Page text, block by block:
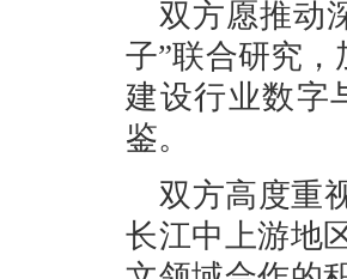
双方愿推动
子”联合研究
建设行业数字
鉴。
双方高度重
长江中上游地